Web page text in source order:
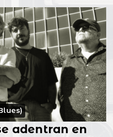
adentran en